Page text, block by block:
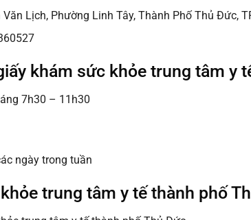
Văn Lịch, Phường Linh Tây, Thành Phố Thủ Đức,
khám sức khỏe trung tâm y
7h30 – 11h30
ngày trong tuần
trung tâm y tế thành phố